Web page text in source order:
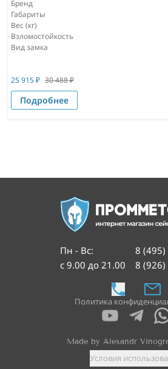
Бренд
Габариты
Вес (кг)
Взломостойкость
Вид замка
25 915₽ 30 488₽
Подробнее
Пн - Вс:
с 9.00 до 21.00
8
8
Политика
Условия
Made by Alexandr